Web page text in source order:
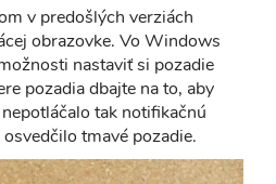
v predošlých verziách
obrazovke. Vo Windows
nastaviť si pozadie
pozadia dbajte na to, aby
tak notifikačnú
tmavé pozadie.